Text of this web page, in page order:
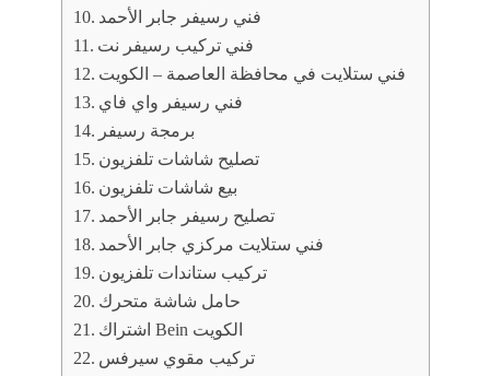
فني رسيفر جابر الأحمد
فني تركيب رسيفر نت
فني ستلايت في محافظة العاصمة – الكويت
فني رسيفر واي فاي
برمجة رسيفر
تصليح شاشات تلفزيون
بيع شاشات تلفزيون
تصليح رسيفر جابر الأحمد
فني ستلايت مركزي جابر الأحمد
تركيب ستاندات تلفزيون
حامل شاشة متحرك
اشتراك Bein الكويت
تركيب مقوي سيرفس